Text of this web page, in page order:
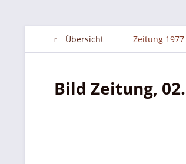
Übersicht Zeitung 1977
Bild Zeitung,